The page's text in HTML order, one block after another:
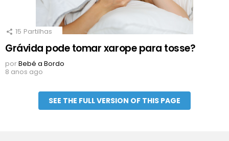
15 Partilhas
Grávida pode tomar xarope para tosse?
porBebé a Bordo
8 anos ago
SEE THE FULL VERSION OF THIS PAGE